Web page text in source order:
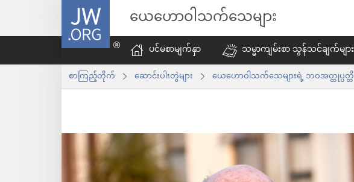
JW.ORG ယေဟောဝါသက်သေများ
ပင်မစာမျက်နှာ သမ္မာကျမ်းစာ သွန်သင်ချက်များ
စာကြည့်တိုက် ဆောင်းပါးတွဲများ ယေဟောဝါသက်သေများရဲ့ ဘဝအတ္ထုပ္ပတ္တိ